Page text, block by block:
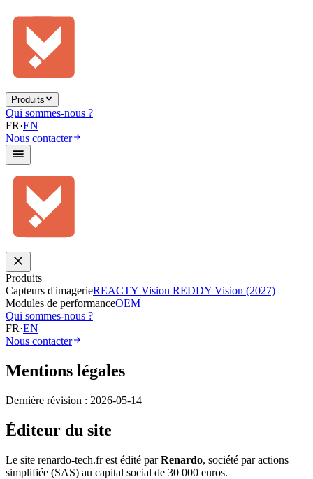
Produits
Qui sommes-nous ?
FR·EN
Nous contacter
Produits
Capteurs d'imagerieREACTY Vision REDDY Vision (2027)
Modules de performanceOEM
Qui sommes-nous ?
FR·EN
Nous contacter
Mentions légales
Dernière révision : 2026-05-14
Éditeur du site
Le site renardo-tech.fr est édité parRenardo, société par actions
simplifiée (SAS) au capital social de 30 000 euros.